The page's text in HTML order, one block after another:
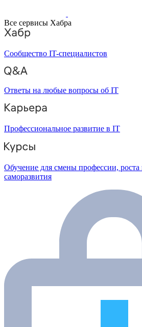
Все сервисы Хабра
Сообщество IT-специалистов
Ответы на любые вопросы об IT
Профессиональное развитие в IT
Обучение для смены профессии, роста
саморазвития